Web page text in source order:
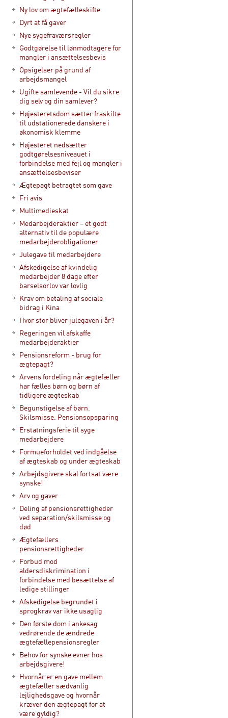
Ny lov om ægtefælleskifte
Dyrt at få gaver
Nye sygefraværsregler
Godtgørelse til lønmodtagere for
mangler i ansættelsesbevis
Opsigelser på grund af
arbejdsmangel
Ugifte samlevende - Vil du sikre
dig selv og din samlever?
Højesteretsdom sætter fraskilte
til udstationerede danskere i
økonomisk klemme
Højesteret nedsætter
godtgørelsesniveauet i
forbindelse med fejl og mangler i
ansættelsesbeviser
Ægtepagt betragtet som gave
Fri avis
Multimedieskat
Medarbejderaktier – et godt
alternativ til de populære
medarbejderobligationer
Julegave til medarbejdere
Afskedigelse af kvindelig
medarbejder 8 dage efter
barselsorlov var lovlig
Krav om betaling af sociale
bidrag i Kina
Hvor stor bliver julegaven i år?
Regeringen vil afskaffe
medarbejderaktier
Pensionsreform - brug for
ægtepagt?
Arvens fordeling når ægtefæller
har fælles børn og børn af
tidligere ægteskab
Begunstigelse af børn.
Skilsmisse. Pensionsopsparing
Erstatningsferie til syge
medarbejdere
Formueforholdet ved indgåelse
af ægteskab og under ægteskab
Arbejdsgivere skal fortsat være
synske!
Arv og gaver
Deling af pensionsrettigheder
ved separation/skilsmisse og
død
Ægtefællers
pensionsrettigheder
Forbud mod
aldersdiskrimination i
forbindelse med besættelse af
ledige stillinger
Afskedigelse begrundet i
sprogkrav var ikke usaglig
Den første dom i ankesag
vedrørende de ændrede
ægtefællepensionsregler
Behov for synske evner hos
arbejdsgivere!
Hvornår er en gave mellem
ægtefæller sædvanlig
lejlighedsgave og hvornår
kræver den ægtepagt for at
være gyldig?